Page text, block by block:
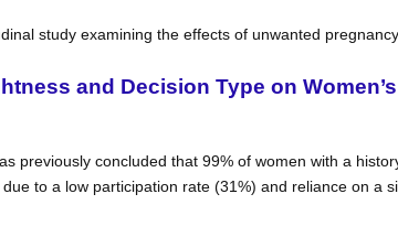
study examining the effects of unwanted
and Decision Type on
previously concluded that 99% of women with a
to a low participation rate (31%) and reliance on a